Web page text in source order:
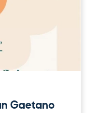
Gaetano